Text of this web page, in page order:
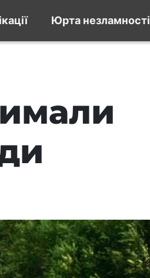
Юрта незламності